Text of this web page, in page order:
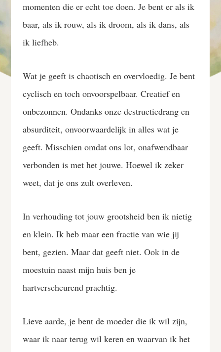
momenten die er echt toe doen. Je bent er als ik
baar, als ik rouw, als ik droom, als ik dans, als
ik liefheb.
Wat je geeft is chaotisch en overvloedig. Je bent
cyclisch en toch onvoorspelbaar. Creatief en
onbezonnen. Ondanks onze destructiedrang en
absurditeit, onvoorwaardelijk in alles wat je
geeft. Misschien omdat ons lot, onafwendbaar
verbonden is met het jouwe. Hoewel ik zeker
weet, dat je ons zult overleven.
In verhouding tot jouw grootsheid ben ik nietig
en klein. Ik heb maar een fractie van wie jij
bent, gezien. Maar dat geeft niet. Ook in de
moestuin naast mijn huis ben je
hartverscheurend prachtig.
Lieve aarde, je bent de moeder die ik wil zijn,
waar ik naar terug wil keren en waarvan ik het